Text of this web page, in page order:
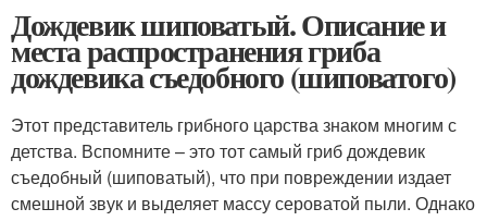
Дождевик шиповатый. Описание и
места распространения гриба
дождевика съедобного (шиповатого)
Этот представитель грибного царства знаком многим с
детства. Вспомните – это тот самый гриб дождевик
съедобный (шиповатый), что при повреждении издает
смешной звук и выделяет массу сероватой пыли. Однако